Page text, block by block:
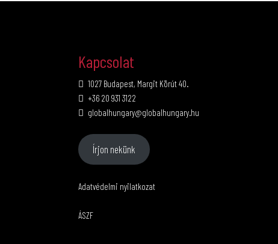
Kapcsolat
1027 Budapest, Margit Körút 40.
+36 20 931 3122
globalhungary@globalhungary.hu
Írjon nekünk
Adatvédelmi nyilatkozat
ÁSZF